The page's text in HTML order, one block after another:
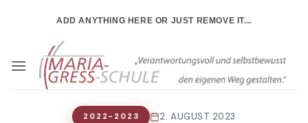
ADD ANYTHING HERE OR JUST REMOVE IT...
2022-2023 2. AUGUST 2023